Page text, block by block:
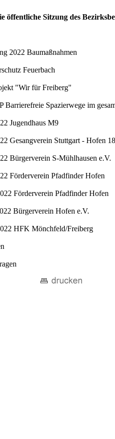
öffentliche Sitzung des
2022 Baumaßnahmen
Feuerbach
"Wir für Freiberg"
Barrierefreie Spazierwege im
Jugendhaus M9
Gesangverein Stuttgart - Hofen
Bürgerverein S-Mühlhausen e.V.
Förderverein Pfadfinder Hofen
Förderverein Pfadfinder Hofen
Bürgerverein Hofen e.V.
HFK Mönchfeld/Freiberg